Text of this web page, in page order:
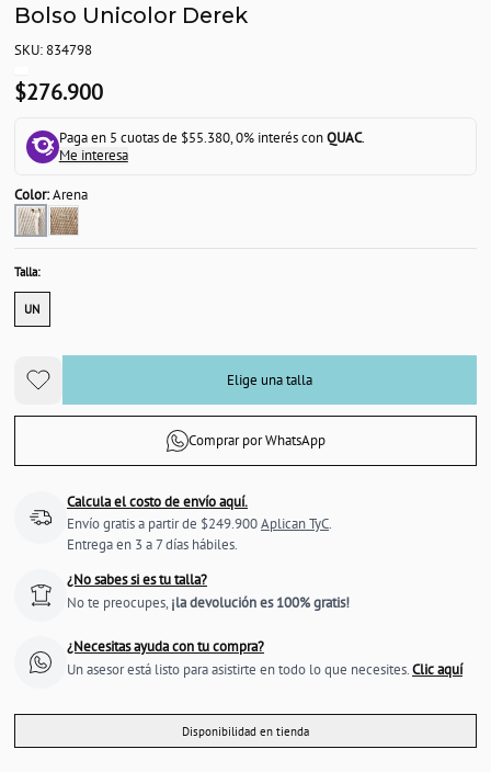
Bolso Unicolor Derek
SKU: 834798
$276.900
Paga en 5 cuotas de $55.380, 0% interés conQUAC.
Me interesa
Color:Arena
Talla:
UN
Elige una talla
Comprar por WhatsApp
Calcula el costo de envío aquí.
Envío gratis a partir de $249.900Aplican TyC.
Entrega en 3 a 7 días hábiles.
¿No sabes si es tu talla?
No te preocupes, ¡la devolución es 100% gratis!
¿Necesitas ayuda con tu compra?
Un asesor está listo para asistirte en todo lo que necesites.Clic aquí
Disponibilidad en tienda